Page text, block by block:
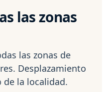
las zonas
las zonas de
Desplazamiento
la localidad.